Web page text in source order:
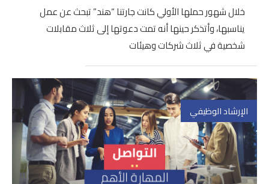
خلال شهور حملها الأولي كانت جارتنا “هند” تبحث عن عمل
يناسبها، وأتذكر حينها أنه تمت دعوتها إلى ثلاث مقابلات
شخصية في ثلاث شركات وهيئات
الإرشاد الوظيفي